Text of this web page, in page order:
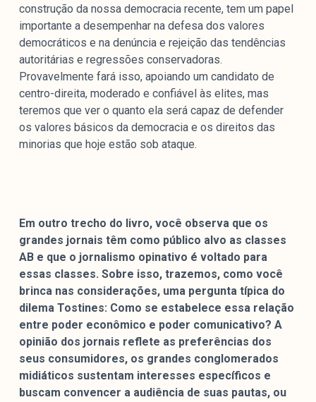
construção da nossa democracia recente, tem um papel
importante a desempenhar na defesa dos valores
democráticos e na denúncia e rejeição das tendências
autoritárias e regressões conservadoras.
Provavelmente fará isso, apoiando um candidato de
centro-direita, moderado e confiável às elites, mas
teremos que ver o quanto ela será capaz de defender
os valores básicos da democracia e os direitos das
minorias que hoje estão sob ataque.
Em outro trecho do livro, você observa que os
grandes jornais têm como público alvo as classes
AB e que o jornalismo opinativo é voltado para
essas classes. Sobre isso, trazemos, como você
brinca nas considerações, uma pergunta típica do
dilema Tostines: Como se estabelece essa relação
entre poder econômico e poder comunicativo? A
opinião dos jornais reflete as preferências dos
seus consumidores, os grandes conglomerados
midiáticos sustentam interesses específicos e
buscam convencer a audiência de suas pautas, ou